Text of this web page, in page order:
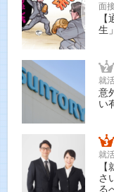
面
生
就
意
い
就
さ
る